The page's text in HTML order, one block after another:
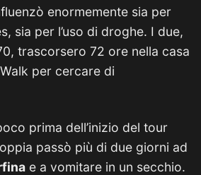
enormemente sia per
sia per l’uso di droghe. I due,
trascorsero 72 ore nella casa
per cercare di
prima dell’inizio del tour
passò più di due giorni ad
e a vomitare in un secchio.